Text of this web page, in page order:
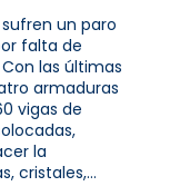
un paro
falta de
las últimas
armaduras
vigas de
la
cristales,…